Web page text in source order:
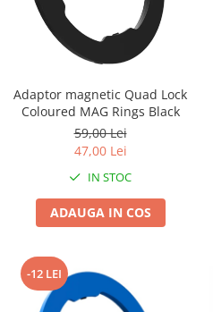
Pedale
Pinioane
Roți
Roți spate
Accesorii roți
Schimbătoare
Schimbătoare spate
Piese schimbătoare
Adaptor magnetic Quad Lock
Coloured MAG Rings Black
59,00 Lei
47,00 Lei
IN STOC
ADAUGA IN COS
-12 LEI